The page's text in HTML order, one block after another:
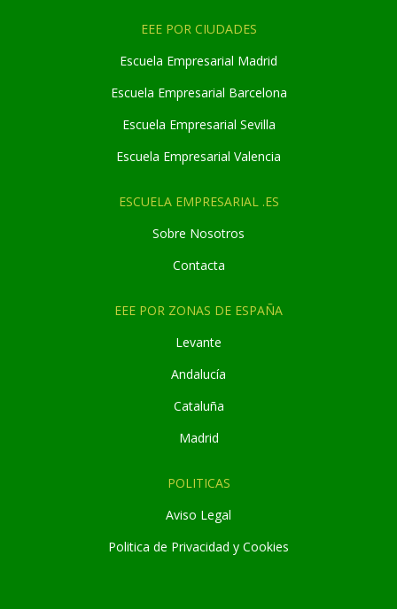
EEE POR CIUDADES
Escuela Empresarial Madrid
Escuela Empresarial Barcelona
Escuela Empresarial Sevilla
Escuela Empresarial Valencia
ESCUELA EMPRESARIAL .ES
Sobre Nosotros
Contacta
EEE POR ZONAS DE ESPAÑA
Levante
Andalucía
Cataluña
Madrid
POLITICAS
Aviso Legal
Politica de Privacidad y Cookies